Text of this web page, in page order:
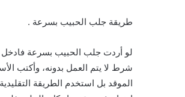
طريقة جلب الحبيب بسرعة .
لو أردت جلب الحبيب بسرعة
شرط لا يتم العمل بدونه، وأكتب
الموقد بل استخدم الطريقة